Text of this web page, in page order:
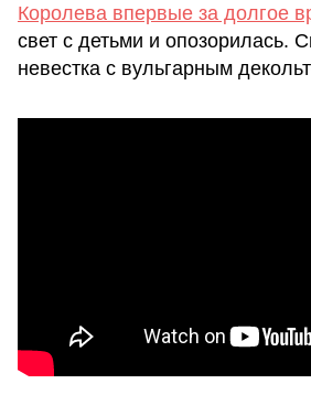
Королева впервые за долгое
свет с детьми и опозорилась.
невестка с вульгарным